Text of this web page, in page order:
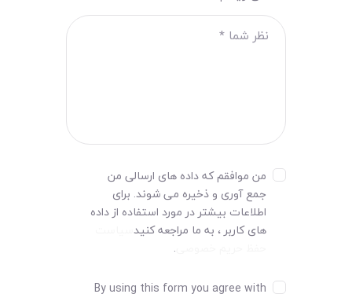
من موافقم که داده های ارسالی من
جمع آوری و ذخیره می شوند. برای
اطلاعات بیشتر در مورد استفاده از داده
های کاربر ، به ما مراجعه کنید
.
By using this form you agree with